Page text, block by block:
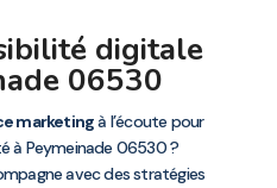
digitale
06530
marketingà l’écoute pour
à Peymeinade 06530 ?
avec des stratégies